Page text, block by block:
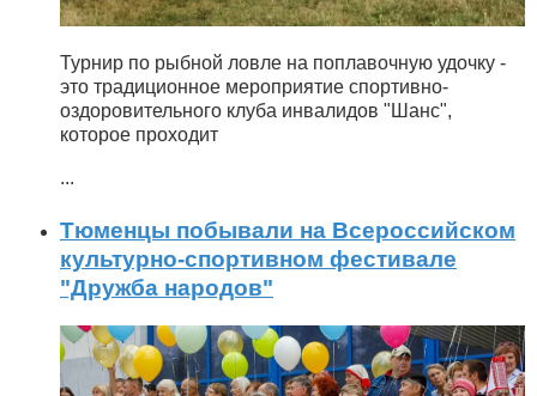
Турнир по рыбной ловле на поплавочную удочку -
это традиционное мероприятие спортивно-
оздоровительного клуба инвалидов "Шанс",
которое проходит
...
Тюменцы побывали на Всероссийском
культурно-спортивном фестивале
"Дружба народов"